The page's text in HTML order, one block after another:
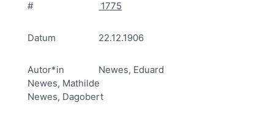
# 1775
Datum 22.12.1906
Autor*in
Newes, Eduard
Newes, Mathilde
Newes, Dagobert